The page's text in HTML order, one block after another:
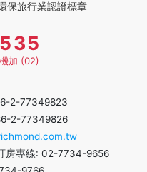
保旅行業認證標章
加 (02)
2-77349823
2-77349826
房專線: 02-7734-9656